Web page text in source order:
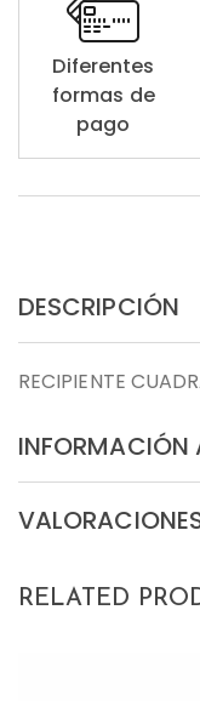
Diferentes
formas de
pago
DESCRIPCIÓN
RECIPIENTE
INFORMACIÓN
RELATED